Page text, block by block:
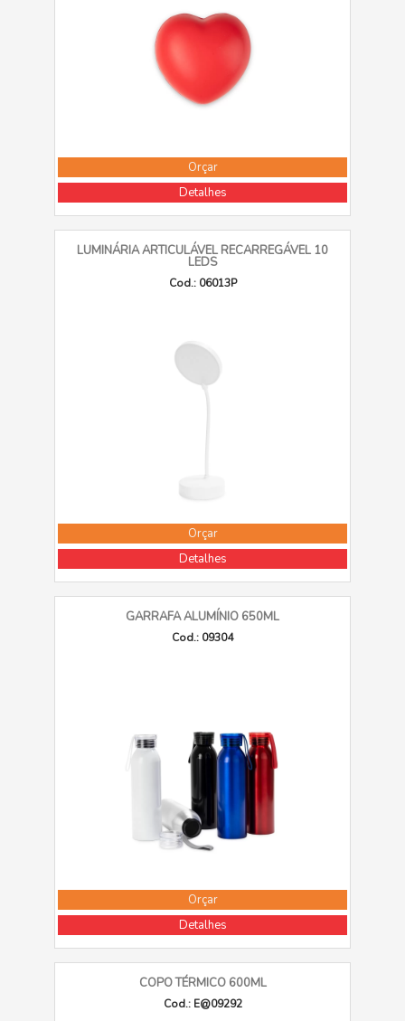
Orçar
Detalhes
LUMINÁRIA ARTICULÁVEL RECARREGÁVEL 10
LEDS
Cod.: 06013P
Orçar
Detalhes
GARRAFA ALUMÍNIO 650ML
Cod.: 09304
Orçar
Detalhes
COPO TÉRMICO 600ML
Cod.: E@09292